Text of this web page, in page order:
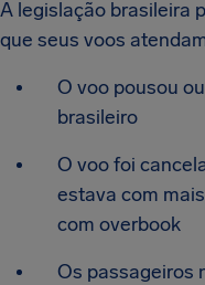
A legislação brasileira
que seus voos
O voo pousou
brasileiro
O voo foi
estava com
com overbook
Os passageiros